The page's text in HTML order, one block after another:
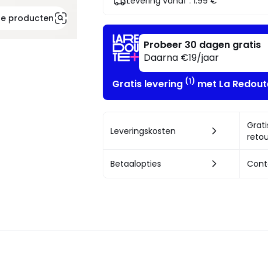
producten
!
Probeer 30 dagen gratis
Daarna €19/jaar
Gratis levering (1) met La
Leveringskosten
Betaalopties